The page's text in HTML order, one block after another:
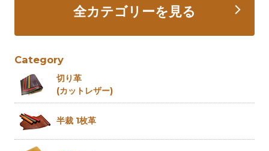
全カテゴリーを見る
Category
切り革
(カットレザー)
半裁 1枚革